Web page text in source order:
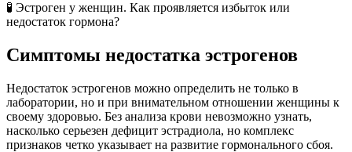
🧪​ Эстроген у женщин. Как проявляется избыток или
недостаток гормона?
Симптомы недостатка эстрогенов
Недостаток эстрогенов можно определить не только в
лаборатории, но и при внимательном отношении женщины к
своему здоровью. Без анализа крови невозможно узнать,
насколько серьезен дефицит эстрадиола, но комплекс
признаков четко указывает на развитие гормонального сбоя.